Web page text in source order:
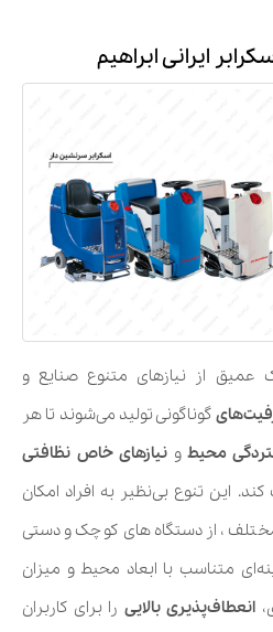
ایرانی ابراهیم
عمیق از نیازهای متنوع صنایع و
گوناگونی تولید می‌شوند تا هر
محیطو نیازهای خاص نظافتی
این تنوع بی‌نظیر به افراد امکان
از دستگاه‌های کوچک و دستی
متناسب با ابعاد محیط و میزان
انعطاف‌پذیری بالایی را برای کاربران